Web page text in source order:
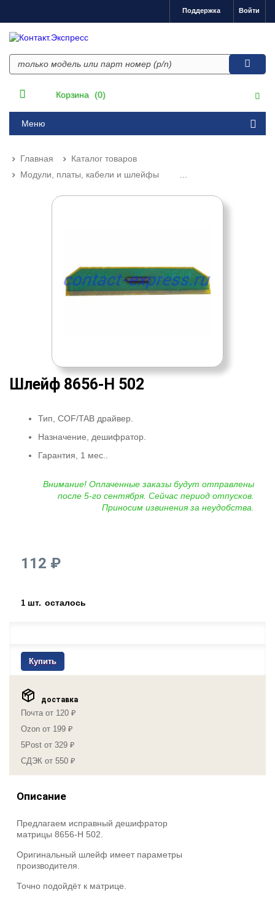
Войти
Поддержка
Корзина (0)
Меню
Главная
Каталог товаров
Модули, платы, кабели и шлейфы
Шлейф 8656-H 502
Тип, COF/TAB драйвер.
Назначение, дешифратор.
Гарантия, 1 мес..
Внимание! Оплаченные заказы будут отправлены
после 5-го сентября. Сейчас период отпусков.
Приносим извинения за неудобства.
112 ₽
1 шт. осталось
Купить
доставка
Почта от 120 ₽
Ozon от 199 ₽
5Post от 329 ₽
СДЭК от 550 ₽
Описание
Предлагаем исправный дешифратор
матрицы 8656-H 502.
Оригинальный шлейф имеет параметры
производителя.
Точно подойдёт к матрице.